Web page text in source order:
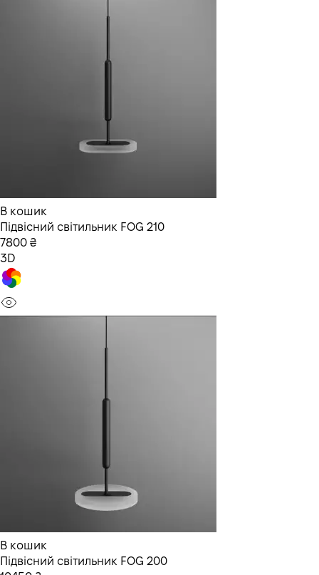
В кошик
Підвісний світильник FOG 210
7800 ₴
3D
В кошик
Підвісний світильник FOG 200